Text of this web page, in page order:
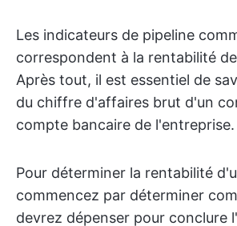
Les indicateurs de pipeline
correspondent à la rentabilité
Après tout, il est essentiel de
du chiffre d'affaires brut d'un
compte bancaire de l'entreprise.
Pour déterminer la rentabilité
commencez par déterminer
devrez dépenser pour conclure